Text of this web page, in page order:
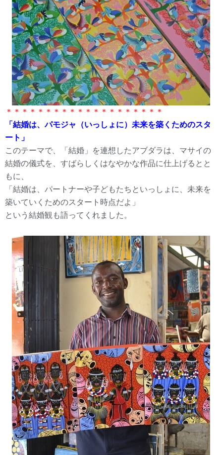
＊＊＊＊＊＊＊＊＊＊＊＊＊＊＊＊＊＊＊＊
「結婚は、パモジャ（いっしょに）未来を築くためのスタ
ート」
このテーマで、「結婚」を連想したアブダラは、マサイの
結婚の儀式を、すばらしくはなやかな作品に仕上げるとと
もに、
「結婚は、パートナーや子どもたちといっしょに、未来を
築いていくためのスタート時点だよ」
という結婚観も語ってくれました。